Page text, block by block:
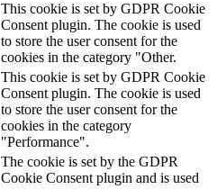
This cookie is set by GDPR Cookie
Consent plugin. The cookie is used
to store the user consent for the
cookies in the category "Other.
This cookie is set by GDPR Cookie
Consent plugin. The cookie is used
to store the user consent for the
cookies in the category
"Performance".
The cookie is set by the GDPR
Cookie Consent plugin and is used